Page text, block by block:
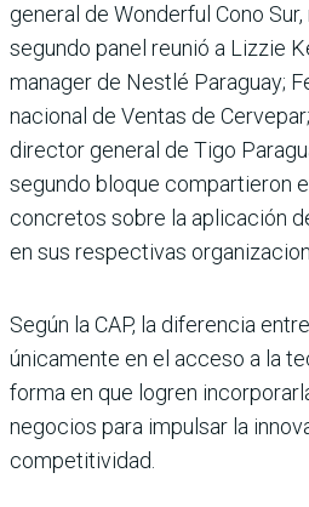
general de Wonderful Cono
segundo panel reunió a Lizzie
manager de Nestlé Paraguay;
nacional de Ventas de
director general de Tigo
segundo bloque compartieron
concretos sobre la aplicación
en sus respectivas
Según la CAP, la diferencia
únicamente en el acceso a la
forma en que logren
negocios para impulsar la
competitividad.